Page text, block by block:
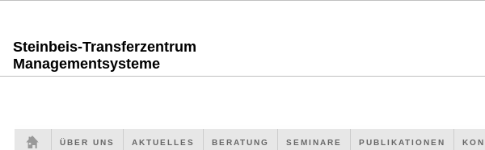
Steinbeis-Transferzentrum
Managementsysteme
ÜBER UNS AKTUELLES BERATUNG SEMINARE PUBLIKATIONEN